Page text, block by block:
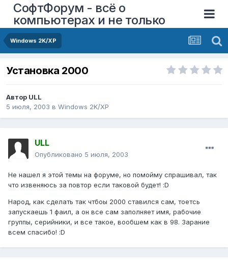
СофтФорум - всё о
компьютерах и не только
Windows 2K/XP
Установка 2000
Автор ULL
5 июля, 2003 в Windows 2K/XP
ULL
Опубликовано 5 июля, 2003
Не нашел я этой темы на форуме, но помойму спрашивал, так
что извеняюсь за повтор если таковой будет! :D
Народ, как сделать так чтбоы 2000 ставился сам, тоетсь
запускаешь 1 фаил, а он все сам заполняет имя, рабочие
группы, серийники, и все такое, вообшем как в 98. Зарание
всем спасибо! :D